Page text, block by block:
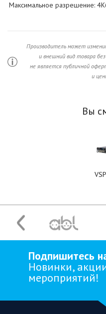
Максимальное разрешение:
Производитель может
и внешний вид товара
не является публичной
и
Вы
Подпишитесь
Новинки,
мероприятий!